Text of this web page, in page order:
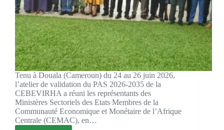
Tenu à Douala (Cameroun) du 24 au 26 juin 2026,
l’atelier de validation du PAS 2026-2035 de la
CEBEVIRHA a réuni les représentants des
Ministères Sectoriels des Etats Membres de la
Communauté Economique et Monétaire de l’Afrique
Centrale (CEMAC), en…